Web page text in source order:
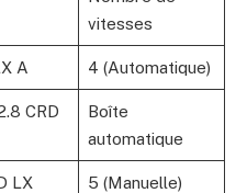
vitesses
A 4 (Automatique)
CRD
Boîte
automatique
LX
5 (Manuelle)